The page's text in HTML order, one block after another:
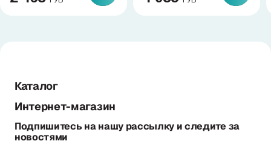
Каталог
Интернет-магазин
Подпишитесь на нашу рассылку и следите за
новостями